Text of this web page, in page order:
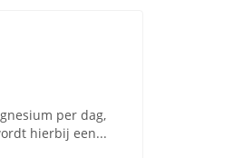
per dag,
hierbij een...